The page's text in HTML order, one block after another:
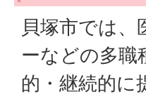
貝塚市では
ーなどの多職
的・継続的に